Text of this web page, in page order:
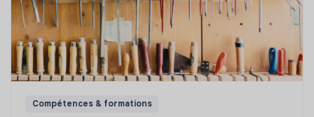
Compétences & formations